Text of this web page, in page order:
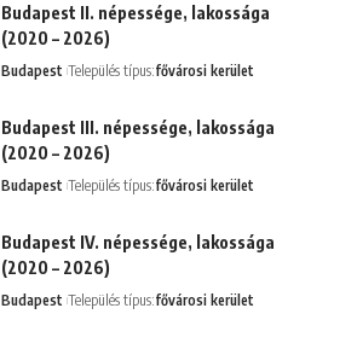
Budapest II. népessége, lakossága
(2020 – 2026)
Budapest Település típus:fővárosi kerület
Budapest III. népessége, lakossága
(2020 – 2026)
Budapest Település típus:fővárosi kerület
Budapest IV. népessége, lakossága
(2020 – 2026)
Budapest Település típus:fővárosi kerület